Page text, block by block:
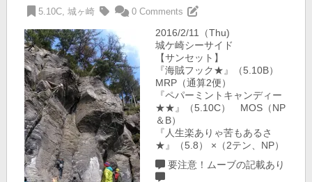
5.10C,城ヶ崎 0 Comments
2016/2/11（Thu)
城ケ崎シーサイド
【サンセット】
『海賊フック★』（5.10B）
MRP（通算2便）
『ペパーミントキャンディー
★★』（5.10C） MOS（NP
＆B）
『人生楽ありゃ苦もあるさ
★』（5.8） ×（2テン、NP）
要注意！ムーブの記載あり